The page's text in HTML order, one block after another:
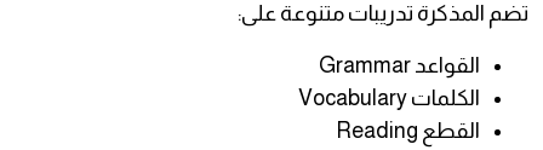
تضم المذكرة تدريبات متنوعة على:
القواعد Grammar
الكلمات Vocabulary
القطع Reading